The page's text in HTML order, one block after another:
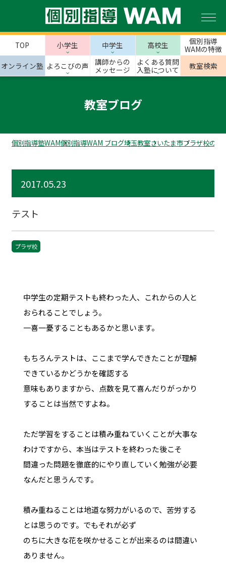
TOP 小学生 中学生 高校生
個別指導
WAMの特徴
オンライン塾 よろこびの声
講師からの
メッセージ
よくある質問
入塾について
教室検索
教室ブログ
個別指導塾WAM個別指導WAM ブログ埼玉教室さいたま市プラザ校のス
2017.05.23
テスト
プラザ校
中学生の定期テストも終わった人、これからの人と
おられることでしょう。
一喜一憂することもあるかと思います。
もちろんテストは、ここまで学んできたことが理解
できているかどうかを確認する
意味もありますから、点数を見て喜んだりがっかり
することは当然ですよね。
ただ学習をすることは積み重ねていくことが大事な
わけですから、本当はテストを終わった後こそ
間違った問題を徹底的にやり直していく勉強が必要
なんだと思うんです。
積み重ねることは地道な努力がいるので、苦労する
とは思うのです。でもそれが必ず
のちに大きな花を咲かせることが出来るのは間違い
ありません。